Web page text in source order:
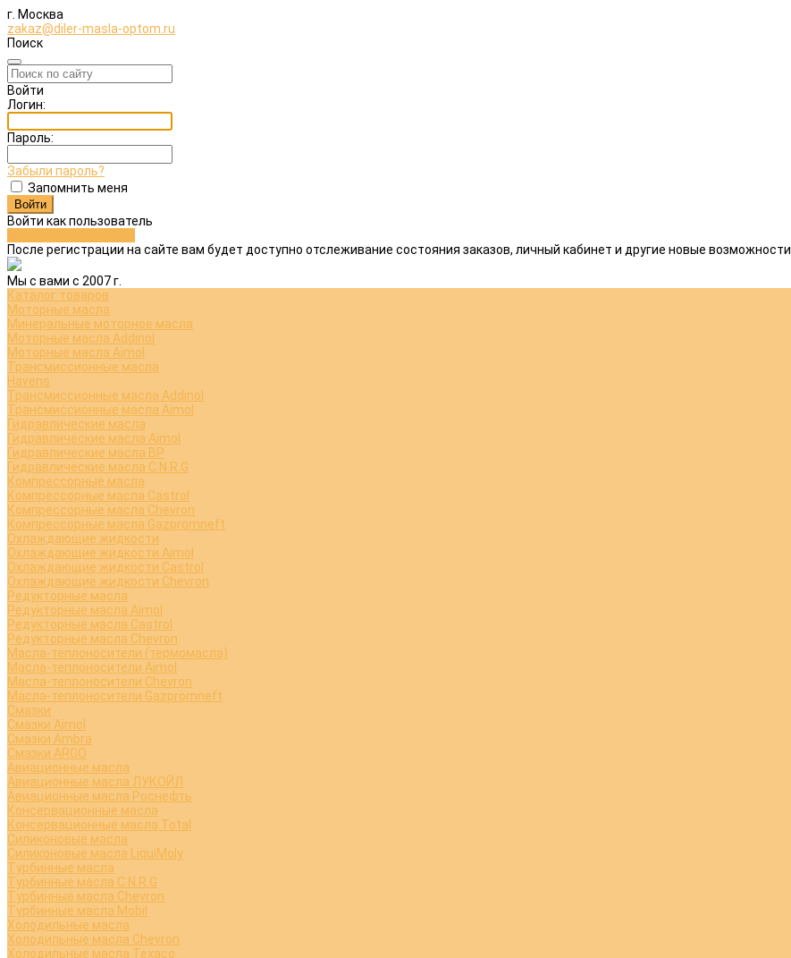
г. Москва
zakaz@diler-masla-optom.ru
Поиск
Войти
Логин:
Пароль:
Забыли пароль?
Запомнить меня
Войти как пользователь
После регистрации на сайте вам будет доступно отслеживание состояния заказов, личный кабинет и другие новые возможности
Мы с вами с 2007 г.
Каталог товаров
Моторные масла
Минеральные моторное масла
Моторные масла Addinol
Моторные масла Aimol
Трансмиссионные масла
Havens
Трансмиссионные масла Addinol
Трансмиссионные масла Aimol
Гидравлические масла
Гидравлические масла Aimol
Гидравлические масла BP
Гидравлические масла C.N.R.G
Компрессорные масла
Компрессорные масла Castrol
Компрессорные масла Chevron
Компрессорные масла Gazpromneft
Охлаждающие жидкости
Охлаждающие жидкости Aimol
Охлаждающие жидкости Castrol
Охлаждающие жидкости Chevron
Редукторные масла
Редукторные масла Aimol
Редукторные масла Castrol
Редукторные масла Chevron
Масла-теплоносители (термомасла)
Масла-теплоносители Aimol
Масла-теплоносители Chevron
Масла-теплоносители Gazpromneft
Смазки
Смазки Aimol
Смазки Ambra
Смазки ARGO
Авиационные масла
Авиационные масла ЛУКОЙЛ
Авиационные масла Роснефть
Консервационные масла
Консервационные масла Total
Силиконовые масла
Силиконовые масла LiquiMoly
Турбинные масла
Турбинные масла C.N.R.G
Турбинные масла Chevron
Турбинные масла Mobil
Холодильные масла
Холодильные масла Chevron
Холодильные масла Texaco